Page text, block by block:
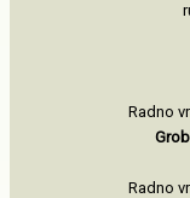
Radno
Radno